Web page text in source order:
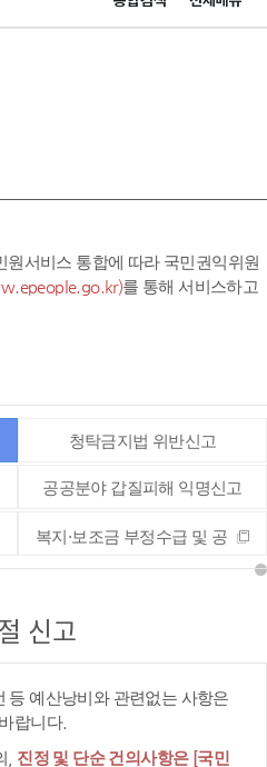
입니다.
원서비스 통합에 따라 국민권익위원
를 통해 서비스하고
청탁금지법 위반신고
공공분야 갑질피해 익명신고
복지·보조금 부정수급 및 공
신고
등 예산낭비와 관련없는 사항은
랍니다.
, 진정 및 단순 건의사항은 [국민